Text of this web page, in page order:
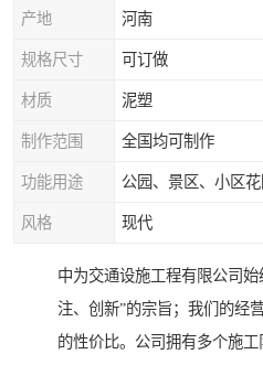
产地 河南
规格尺寸 可订做
材质 泥塑
制作范围 全国均可制作
功能用途
风格 现代
中为交通设施工程有限公司
注、创新”的宗旨；我们的经
的性价比。公司拥有多个施